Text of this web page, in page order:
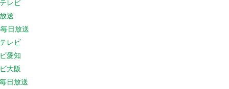
レビ
送
日放送
レビ
愛知
大阪
日放送